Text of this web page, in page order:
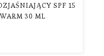
SPF 15
30 ML